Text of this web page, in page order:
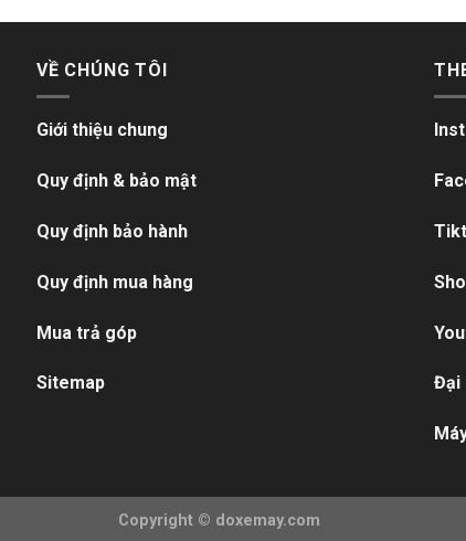
VỀ CHÚNG TÔI
Giới thiệu chung
Quy định & bảo mật
Quy định bảo hành
Quy định mua hàng
Mua trả góp
Sitemap Đại
Copyright © doxemay.com